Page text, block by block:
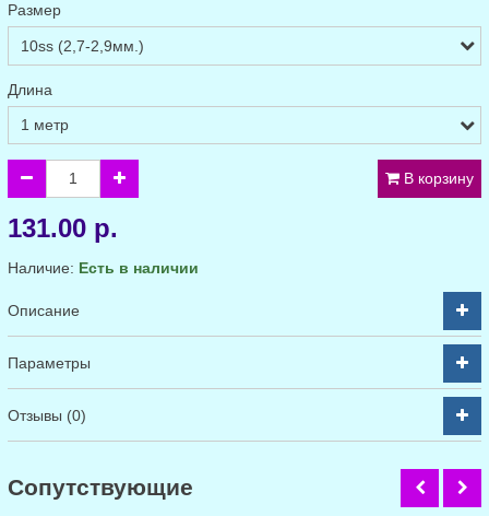
Размер
Длина
В корзину
131.00 р.
Наличие: Есть в наличии
Описание
Параметры
Отзывы (0)
Cопутствующие